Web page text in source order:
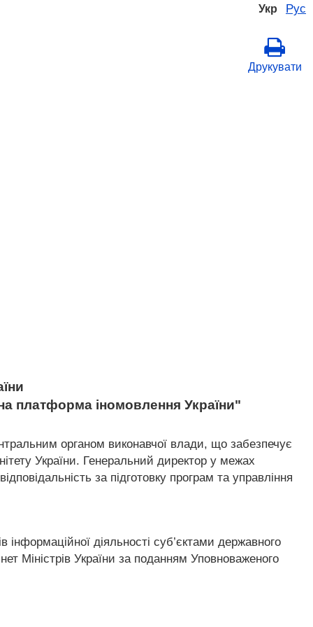
Укр Рус
Друкувати
платформа іномовлення України"
органом виконавчої влади, що забезпечує
України. Генеральний директор у межах
за підготовку програм та управління
діяльності суб’єктами державного
Міністрів України за поданням Уповноваженого